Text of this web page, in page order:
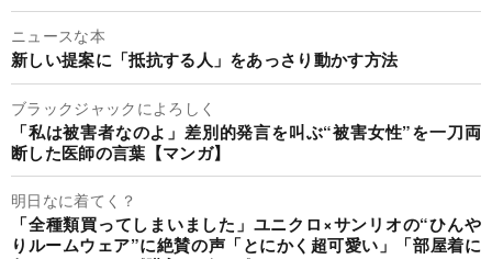
ニュースな本
新しい提案に「抵抗する人」をあっさり動かす方法
ブラックジャックによろしく
「私は被害者なのよ」差別的発言を叫ぶ“被害女性”を一刀両
断した医師の言葉【マンガ】
明日なに着てく？
「全種類買ってしまいました」ユニクロ×サンリオの“ひんや
りルームウェア”に絶賛の声「とにかく超可愛い」「部屋着に